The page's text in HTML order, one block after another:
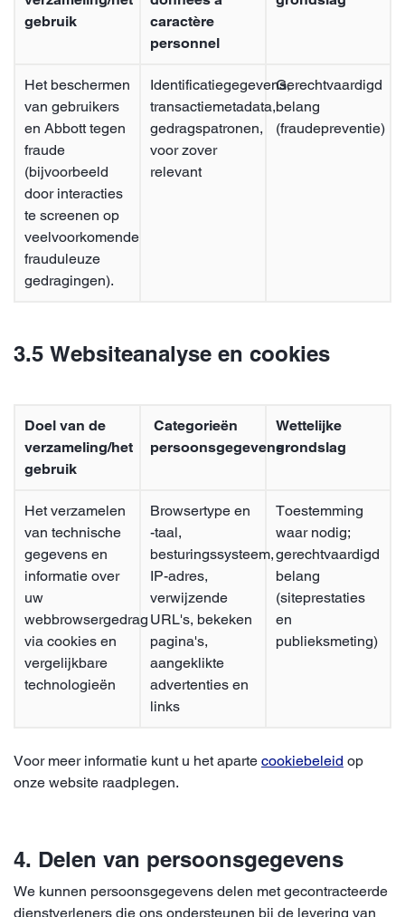
gebruik
caractère
personnel
Het beschermen
van gebruikers
en Abbott tegen
fraude
(bijvoorbeeld
door interacties
te screenen op
veelvoorkomende
frauduleuze
gedragingen).
Identificatiegegevens,
transactiemetadata,
gedragspatronen,
voor zover
relevant
Gerechtvaardigd
belang
(fraudepreventie)
3.5 Websiteanalyse en cookies
Doel van de
verzameling/het
gebruik
Categorieën
persoonsgegevens
Wettelijke
grondslag
Het verzamelen
van technische
gegevens en
informatie over
uw
webbrowsergedrag
via cookies en
vergelijkbare
technologieën
Browsertype en
-taal,
besturingssysteem,
IP-adres,
verwijzende
URL's, bekeken
pagina's,
aangeklikte
advertenties en
links
Toestemming
waar nodig;
gerechtvaardigd
belang
(siteprestaties
en
publieksmeting)
Voor meer informatie kunt u het aparte cookiebeleid op
onze website raadplegen.
4. Delen van persoonsgegevens
We kunnen persoonsgegevens delen met gecontracteerde
dienstverleners die ons ondersteunen bij de levering van